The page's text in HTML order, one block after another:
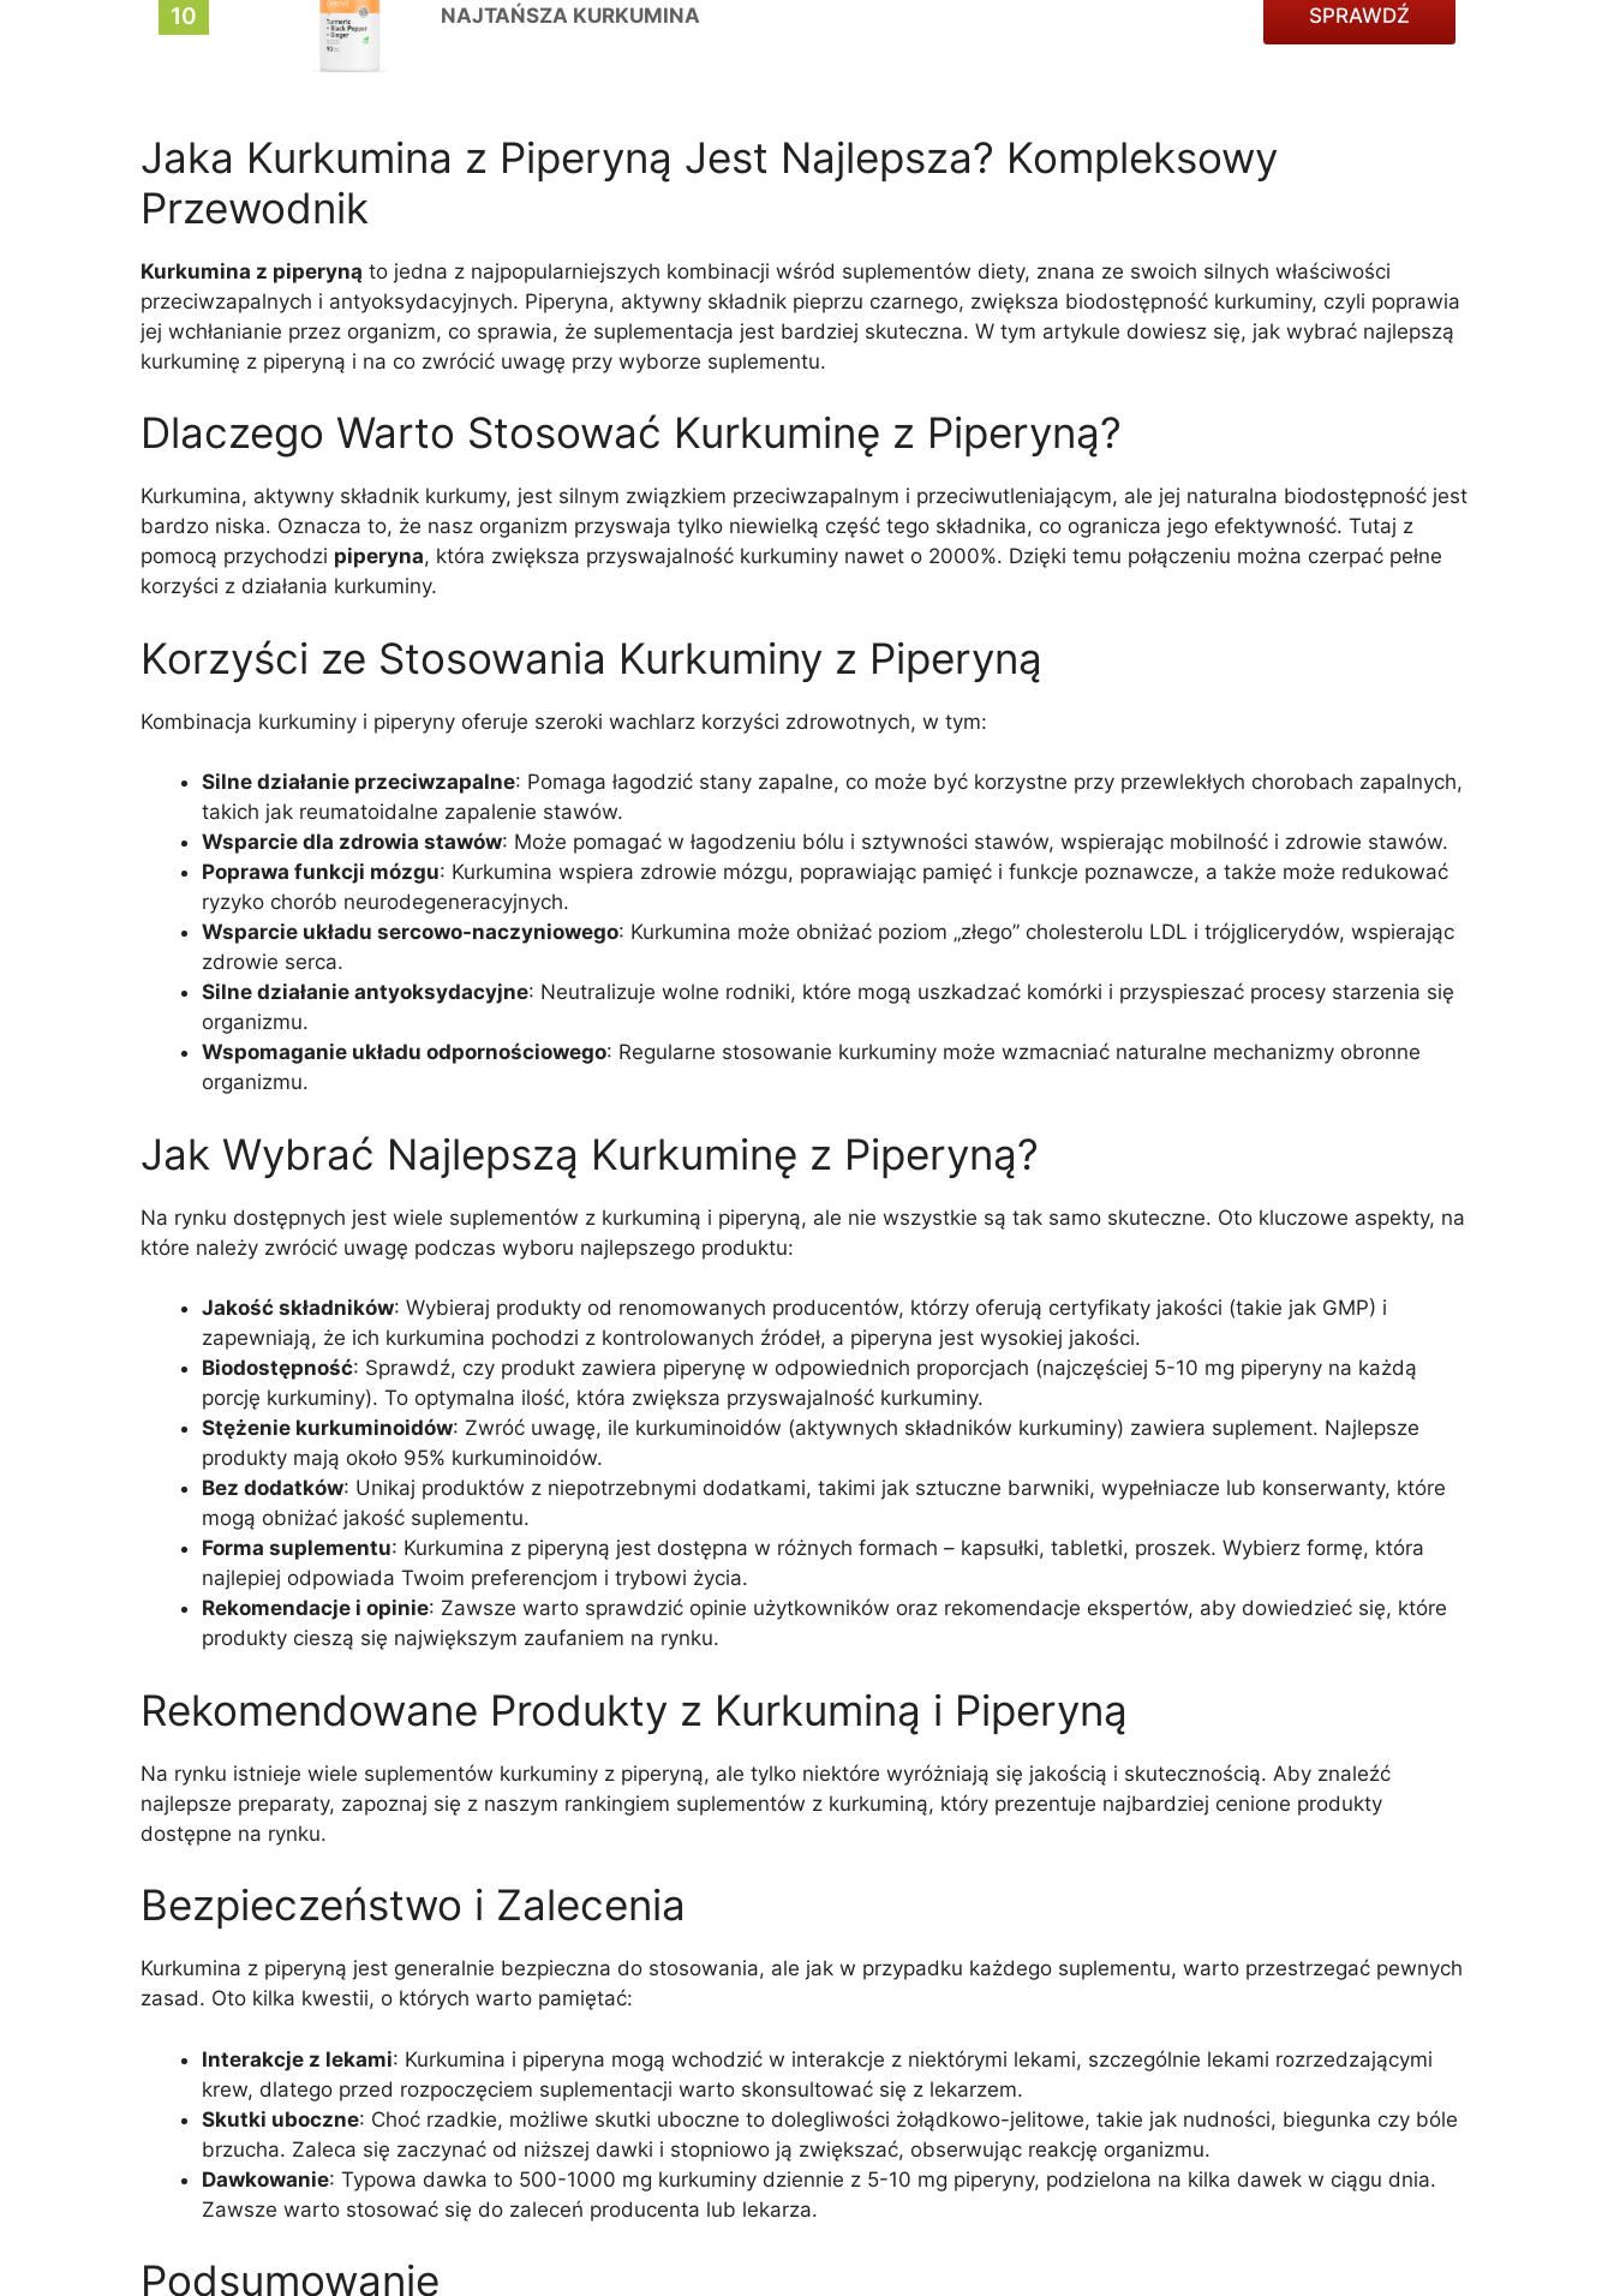
10 NAJTAŃSZA KURKUMINA SPRAWDŹ
Jaka Kurkumina z Piperyną Jest Najlepsza? Kompleksowy
Przewodnik
Kurkumina z piperyną to jedna z najpopularniejszych kombinacji wśród suplementów diety, znana ze swoich silnych właściwości
przeciwzapalnych i antyoksydacyjnych. Piperyna, aktywny składnik pieprzu czarnego, zwiększa biodostępność kurkuminy, czyli poprawia
jej wchłanianie przez organizm, co sprawia, że suplementacja jest bardziej skuteczna. W tym artykule dowiesz się, jak wybrać najlepszą
kurkuminę z piperyną i na co zwrócić uwagę przy wyborze suplementu.
Dlaczego Warto Stosować Kurkuminę z Piperyną?
Kurkumina, aktywny składnik kurkumy, jest silnym związkiem przeciwzapalnym i przeciwutleniającym, ale jej naturalna biodostępność jest
bardzo niska. Oznacza to, że nasz organizm przyswaja tylko niewielką część tego składnika, co ogranicza jego efektywność. Tutaj z
pomocą przychodzi piperyna, która zwiększa przyswajalność kurkuminy nawet o 2000%. Dzięki temu połączeniu można czerpać pełne
korzyści z działania kurkuminy.
Korzyści ze Stosowania Kurkuminy z Piperyną
Kombinacja kurkuminy i piperyny oferuje szeroki wachlarz korzyści zdrowotnych, w tym:
Silne działanie przeciwzapalne: Pomaga łagodzić stany zapalne, co może być korzystne przy przewlekłych chorobach zapalnych,
takich jak reumatoidalne zapalenie stawów.
Wsparcie dla zdrowia stawów: Może pomagać w łagodzeniu bólu i sztywności stawów, wspierając mobilność i zdrowie stawów.
Poprawa funkcji mózgu: Kurkumina wspiera zdrowie mózgu, poprawiając pamięć i funkcje poznawcze, a także może redukować
ryzyko chorób neurodegeneracyjnych.
Wsparcie układu sercowo-naczyniowego: Kurkumina może obniżać poziom „złego” cholesterolu LDL i trójglicerydów, wspierając
zdrowie serca.
Silne działanie antyoksydacyjne: Neutralizuje wolne rodniki, które mogą uszkadzać komórki i przyspieszać procesy starzenia się
organizmu.
Wspomaganie układu odpornościowego: Regularne stosowanie kurkuminy może wzmacniać naturalne mechanizmy obronne
organizmu.
Jak Wybrać Najlepszą Kurkuminę z Piperyną?
Na rynku dostępnych jest wiele suplementów z kurkuminą i piperyną, ale nie wszystkie są tak samo skuteczne. Oto kluczowe aspekty, na
które należy zwrócić uwagę podczas wyboru najlepszego produktu:
Jakość składników: Wybieraj produkty od renomowanych producentów, którzy oferują certyfikaty jakości (takie jak GMP) i
zapewniają, że ich kurkumina pochodzi z kontrolowanych źródeł, a piperyna jest wysokiej jakości.
Biodostępność: Sprawdź, czy produkt zawiera piperynę w odpowiednich proporcjach (najczęściej 5-10 mg piperyny na każdą
porcję kurkuminy). To optymalna ilość, która zwiększa przyswajalność kurkuminy.
Stężenie kurkuminoidów: Zwróć uwagę, ile kurkuminoidów (aktywnych składników kurkuminy) zawiera suplement. Najlepsze
produkty mają około 95% kurkuminoidów.
Bez dodatków: Unikaj produktów z niepotrzebnymi dodatkami, takimi jak sztuczne barwniki, wypełniacze lub konserwanty, które
mogą obniżać jakość suplementu.
Forma suplementu: Kurkumina z piperyną jest dostępna w różnych formach – kapsułki, tabletki, proszek. Wybierz formę, która
najlepiej odpowiada Twoim preferencjom i trybowi życia.
Rekomendacje i opinie: Zawsze warto sprawdzić opinie użytkowników oraz rekomendacje ekspertów, aby dowiedzieć się, które
produkty cieszą się największym zaufaniem na rynku.
Rekomendowane Produkty z Kurkuminą i Piperyną
Na rynku istnieje wiele suplementów kurkuminy z piperyną, ale tylko niektóre wyróżniają się jakością i skutecznością. Aby znaleźć
najlepsze preparaty, zapoznaj się z naszym rankingiem suplementów z kurkuminą, który prezentuje najbardziej cenione produkty
dostępne na rynku.
Bezpieczeństwo i Zalecenia
Kurkumina z piperyną jest generalnie bezpieczna do stosowania, ale jak w przypadku każdego suplementu, warto przestrzegać pewnych
zasad. Oto kilka kwestii, o których warto pamiętać:
Interakcje z lekami: Kurkumina i piperyna mogą wchodzić w interakcje z niektórymi lekami, szczególnie lekami rozrzedzającymi
krew, dlatego przed rozpoczęciem suplementacji warto skonsultować się z lekarzem.
Skutki uboczne: Choć rzadkie, możliwe skutki uboczne to dolegliwości żołądkowo-jelitowe, takie jak nudności, biegunka czy bóle
brzucha. Zaleca się zaczynać od niższej dawki i stopniowo ją zwiększać, obserwując reakcję organizmu.
Dawkowanie: Typowa dawka to 500-1000 mg kurkuminy dziennie z 5-10 mg piperyny, podzielona na kilka dawek w ciągu dnia.
Zawsze warto stosować się do zaleceń producenta lub lekarza.
Podsumowanie